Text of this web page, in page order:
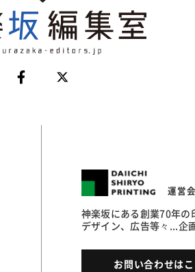
運営
神楽坂にある創業70年
デザイン、広告等々...企
お問い合わせは